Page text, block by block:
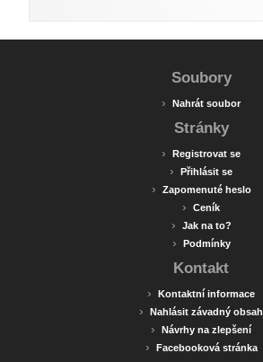
Soubory
› Nahrát soubor
Stránky
› Registrovat se
› Přihlásit se
› Zapomenuté heslo
› Ceník
› Jak na to?
› Podmínky
Kontakt
› Kontaktní informace
› Nahlásit závadný obsah
› Návrhy na zlepšení
› Facebooková stránka